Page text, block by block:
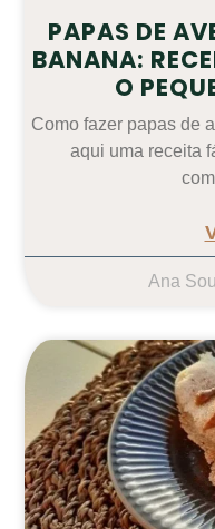
PAPAS DE
BANANA:
O
Como fazer papas de
aqui uma receita
Ana